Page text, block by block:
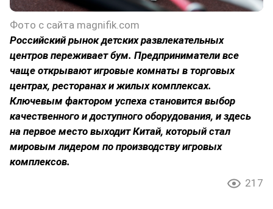
Фото с сайта magnifik.com
Российский рынок детских развлекательных
центров переживает бум. Предприниматели все
чаще открывают игровые комнаты в торговых
центрах, ресторанах и жилых комплексах.
Ключевым фактором успеха становится выбор
качественного и доступного оборудования, и здесь
на первое место выходит Китай, который стал
мировым лидером по производству игровых
комплексов.
217